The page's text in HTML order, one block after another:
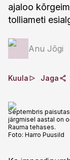
ajaloo
tolliameti
Anu Jõgi
Kuula Jaga
Septembris
järgmisel aastal on
Rauma tehases.
Foto: Harro Puusild